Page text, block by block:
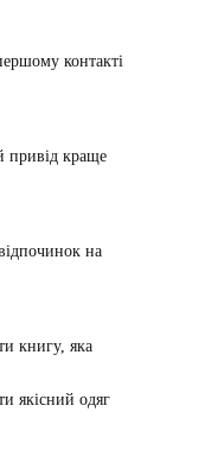
контакті
привід краще
на
книгу, яка
якісний одяг